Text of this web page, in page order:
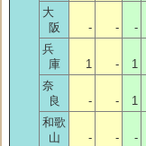
大
阪
- - -
兵
庫
1 - 1
奈
良
- - 1
和歌
山
- - -